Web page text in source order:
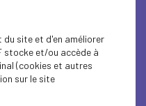
site et d'en améliorer
stocke et/ou accède à
(cookies et autres
sur le site